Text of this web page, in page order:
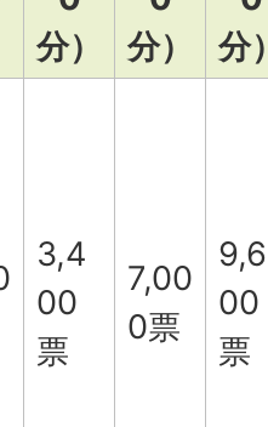
分）
分）
分
3,4
00
票
7,00
0票
9,6
00
票